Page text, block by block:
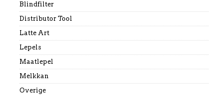
Blindfilter
Distributor Tool
Latte Art
Lepels
Maatlepel
Melkkan
Overige